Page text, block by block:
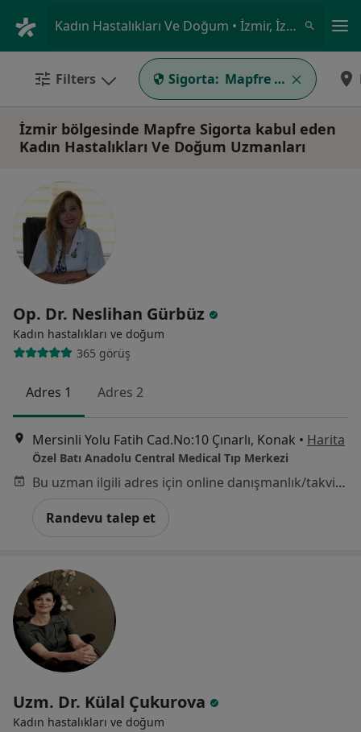
Kadın Hastalıkları Ve Doğum • İzmir, İzmir
Filters Sigorta: Mapfre Sigorta
İzmir bölgesinde Mapfre Sigorta kabul eden
Kadın Hastalıkları Ve Doğum Uzmanları
Op. Dr. Neslihan Gürbüz
Kadın hastalıkları ve doğum
365 görüş
Adres 1 Adres 2
Mersinli Yolu Fatih Cad.No:10 Çınarlı, Konak • Harita
Özel Batı Anadolu Central Medical Tıp Merkezi
Bu uzman ilgili adres için online danışmanlık/takvim sunmuyor.
Randevu talep et
Uzm. Dr. Külal Çukurova
Kadın hastalıkları ve doğum